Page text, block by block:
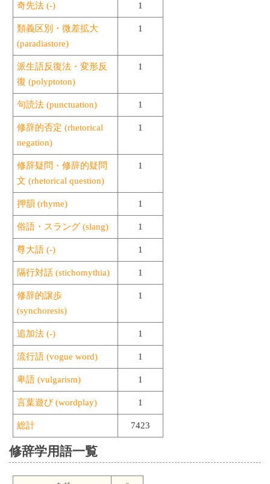
奇先法 (-) 1
類義区別・微差拡大
(paradiastore)
1
派生語反復法・変形反
復 (polyptoton)
1
句読法 (punctuation) 1
修辞的否定 (rhetorical
negation)
1
修辞疑問・修辞的疑問
文 (rhetorical question)
1
押韻 (rhyme) 1
俗語・スラング (slang) 1
尊大語 (-) 1
隔行対話 (stichomythia) 1
修辞的譲歩
(synchoresis)
1
追加法 (-) 1
流行語 (vogue word) 1
卑語 (vulgarism) 1
言葉遊び (wordplay) 1
総計 7423
修辞学用語一覧